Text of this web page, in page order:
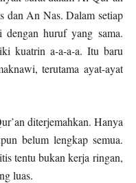
dan An Nas. Dalam setiap
huruf yang sama.
kuatrin a-a-a-a. Itu baru
terutama ayat-ayat
diterjemahkan. Hanya
belum lengkap semua.
tentu bukan kerja ringan,
luas.